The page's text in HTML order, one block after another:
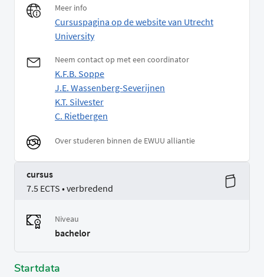
Meer info
Cursuspagina op de website van Utrecht
University
Neem contact op met een coordinator
K.F.B. Soppe
J.E. Wassenberg-Severijnen
K.T. Silvester
C. Rietbergen
Over studeren binnen de EWUU alliantie
cursus
7.5 ECTS • verbredend
Niveau
bachelor
Startdata